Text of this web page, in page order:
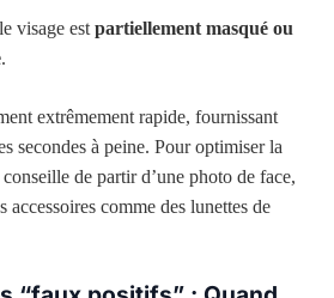
visage est partiellement masqué ou
.
extrêmement rapide, fournissant
secondes à peine. Pour optimiser la
de partir d’une photo de face,
accessoires comme des lunettes de